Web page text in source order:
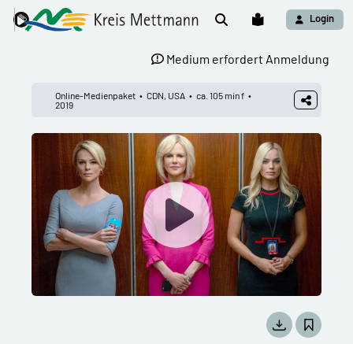
Login
Medium erfordert Anmeldung
Online-Medienpaket CDN, USA
ca. 105 min f
2019